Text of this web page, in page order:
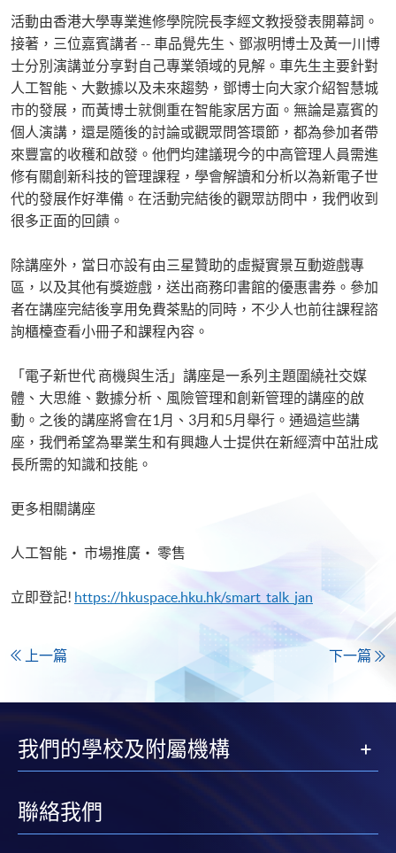
活動由香港大學專業進修學院院長李經文教授發表開幕詞。
接著，三位嘉賓講者 -- 車品覺先生、鄧淑明博士及黃一川博
士分別演講並分享對自己專業領域的見解。車先生主要針對
人工智能、大數據以及未來趨勢，鄧博士向大家介紹智慧城
市的發展，而黃博士就側重在智能家居方面。無論是嘉賓的
個人演講，還是隨後的討論或觀眾問答環節，都為參加者帶
來豐富的收穫和啟發。他們均建議現今的中高管理人員需進
修有關創新科技的管理課程，學會解讀和分析以為新電子世
代的發展作好準備。在活動完結後的觀眾訪問中，我們收到
很多正面的回饋。
除講座外，當日亦設有由三星贊助的虛擬實景互動遊戲專
區，以及其他有獎遊戲，送出商務印書館的優惠書券。參加
者在講座完結後享用免費茶點的同時，不少人也前往課程諮
詢櫃檯查看小冊子和課程內容。
「電子新世代 商機與生活」講座是一系列主題圍繞社交媒
體、大思維、數據分析、風險管理和創新管理的講座的啟
動。之後的講座將會在1月、3月和5月舉行。通過這些講
座，我們希望為畢業生和有興趣人士提供在新經濟中茁壯成
長所需的知識和技能。
更多相關講座
人工智能‧ 市場推廣‧ 零售
立即登記! https://hkuspace.hku.hk/smart_talk_jan
上一篇 下一篇
我們的學校及附屬機構
聯絡我們